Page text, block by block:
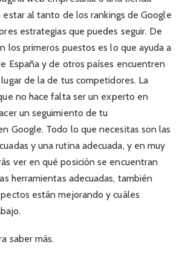
estar al tanto de los rankings de Google
estrategias que puedes seguir. De
los primeros puestos es lo que ayuda a
España y de otros países encuentren
de la de tus competidores. La
no hace falta ser un experto en
un seguimiento de tu
Google. Todo lo que necesitas son las
y una rutina adecuada, y en muy
ver en qué posición se encuentran
herramientas adecuadas, también
están mejorando y cuáles
saber más.